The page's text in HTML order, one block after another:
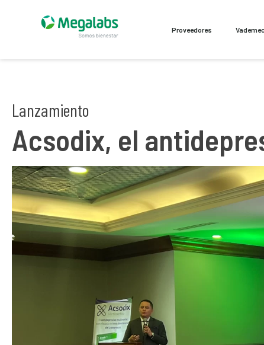
Proveedores
Lanzamiento
Acsodix, el